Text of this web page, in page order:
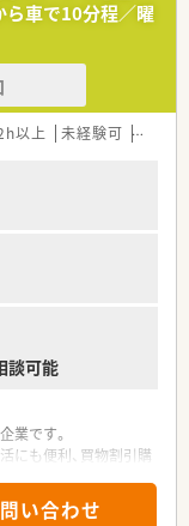
ら車で10分程／曜
以上 未経験可 ブラン
談可能
業です。
にも便利、買物割引購
で、スキルアップも
い合わせ